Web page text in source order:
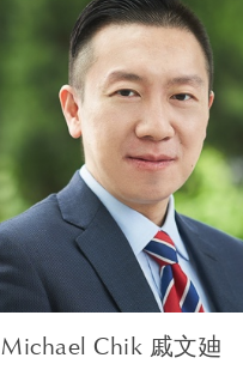
Michael Chik 戚文廸
Michael Chik 戚文
廸
合夥人 | 香港
訴訟及仲裁
瀏覽簡介